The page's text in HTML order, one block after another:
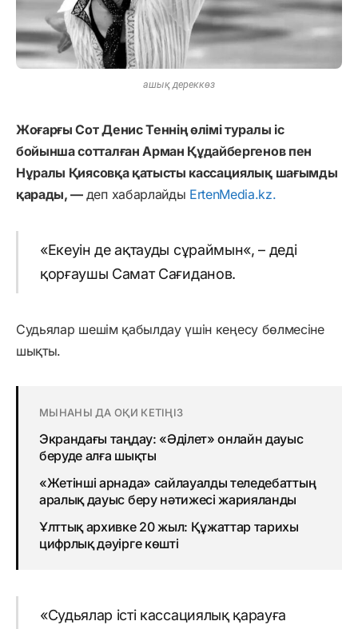
ашық дереккөз
Жоғарғы СотДенисТеннің өлімі туралы іс
бойыншасотталған Арман Құдайбергенов пен
Нұралы Қиясовқа қатысты кассациялық шағымды
қарады, — деп хабарлайды ErtenMedia.kz.
«Екеуін деақтауды сұраймын«, – деді
қорғаушы Самат Сағиданов.
Судьялар шешім қабылдау үшін кеңесу бөлмесіне
шықты.
МЫНАНЫ ДА ОҚИ КЕТІҢІЗ
Экрандағы таңдау: «Әділет» онлайн дауыс
беруде алға шықты
«Жетінші арнада» сайлауалды теледебаттың
аралық дауыс беру нәтижесі жарияланды
Ұлттық архивке 20 жыл: Құжаттар тарихы
цифрлық дәуірге көшті
«Судьялар істі кассациялық қарауға